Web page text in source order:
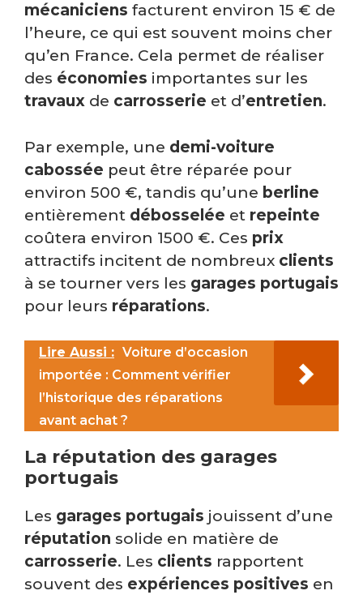
mécaniciens facturent environ 15 € de
l’heure, ce qui est souvent moins cher
qu’en France. Cela permet de réaliser
des économies importantes sur les
travaux de carrosserie et d’entretien.
Par exemple, une demi-voiture
cabossée peut être réparée pour
environ 500 €, tandis qu’une berline
entièrement débosselée et repeinte
coûtera environ 1500 €. Ces prix
attractifs incitent de nombreux clients
à se tourner vers les garages portugais
pour leurs réparations.
Lire Aussi : Voiture d’occasion
importée : Comment vérifier
l’historique des réparations
avant achat ?
La réputation des garages
portugais
Les garages portugais jouissent d’une
réputation solide en matière de
carrosserie. Les clients rapportent
souvent des expériences positives en